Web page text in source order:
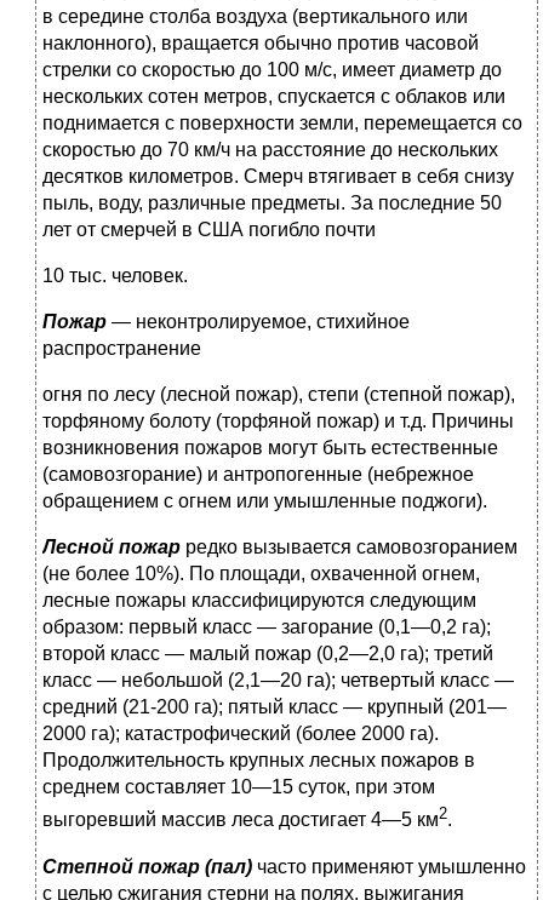
в середине столба воз­духа (вертикального или
наклонного), вращается обычно про­тив часовой
стрелки со скоростью до 100 м/с, имеет диаметр до
нескольких сотен метров, спускается с облаков или
подни­мается с поверхности земли, перемещается со
скоростью до 70 км/ч на расстояние до нескольких
десятков километров. Смерч втягивает в себя снизу
пыль, воду, различные предме­ты. За последние 50
лет от смерчей в США погибло почти
10 тыс. человек.
Пожар — неконтролируемое, стихийное
распространение
огня по лесу (лесной пожар), степи (степной пожар),
торфя­ному болоту (торфяной пожар) и т.д. Причины
возникнове­ния пожаров могут быть естественные
(самовозгорание) и ан­тропогенные (небрежное
обращением с огнем или умышлен­ные поджоги).
Лесной пожар редко вызывается самовозгоранием
(не более 10%). По площади, охваченной огнем,
лесные пожары клас­сифицируются следующим
образом: первый класс — загора­ние (0,1—0,2 га);
второй класс — малый пожар (0,2—2,0 га); третий
класс — небольшой (2,1—20 га); четвертый класс —
средний (21-200 га); пятый класс — крупный (201—
2000 га); катастрофический (более 2000 га).
Продолжительность круп­ных лесных пожаров в
среднем составляет 10—15 суток, при этом
выгоревший массив леса достигает 4—5 км2.
Степной пожар (пал) часто применяют умышленно
с целью сжигания стерни на полях, выжигания